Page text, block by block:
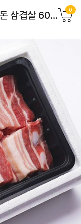
[부여축산업협동조합]굿뜨래 한돈 삼겹살 600g 0